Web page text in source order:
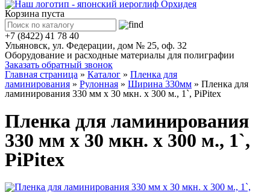
Корзина пуста
+7 (8422) 41 78 40
Ульяновск, ул. Федерации, дом № 25, оф. 32
Оборудование и расходные материалы для полиграфии
Заказать обратный звонок
Главная страница » Каталог » Пленка для
ламинирования » Рулонная » Ширина 330мм » Пленка для
ламинирования 330 мм x 30 мкн. х 300 м., 1`, PiPitex
Пленка для ламинирования
330 мм x 30 мкн. х 300 м., 1`,
PiPitex